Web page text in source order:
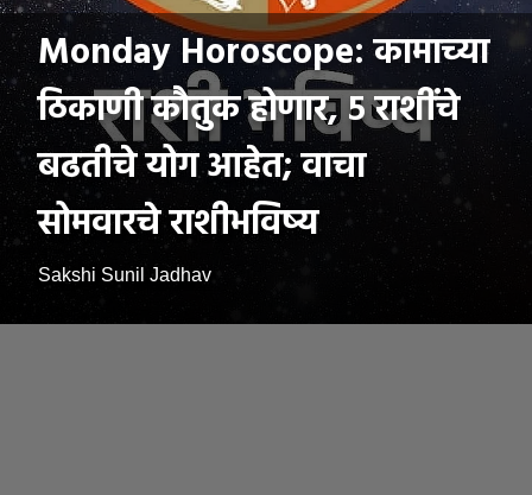
Monday Horoscope: कामाच्या
ठिकाणी कौतुक होणार, ५ राशींचे
बढतीचे योग आहेत; वाचा
सोमवारचे राशीभविष्य
Sakshi Sunil Jadhav